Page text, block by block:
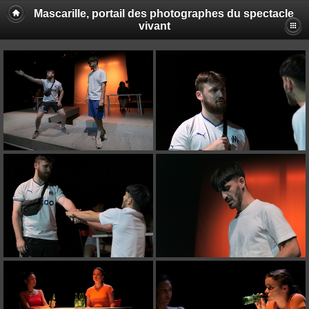
Mascarille, portail des photographes du spectacle
vivant